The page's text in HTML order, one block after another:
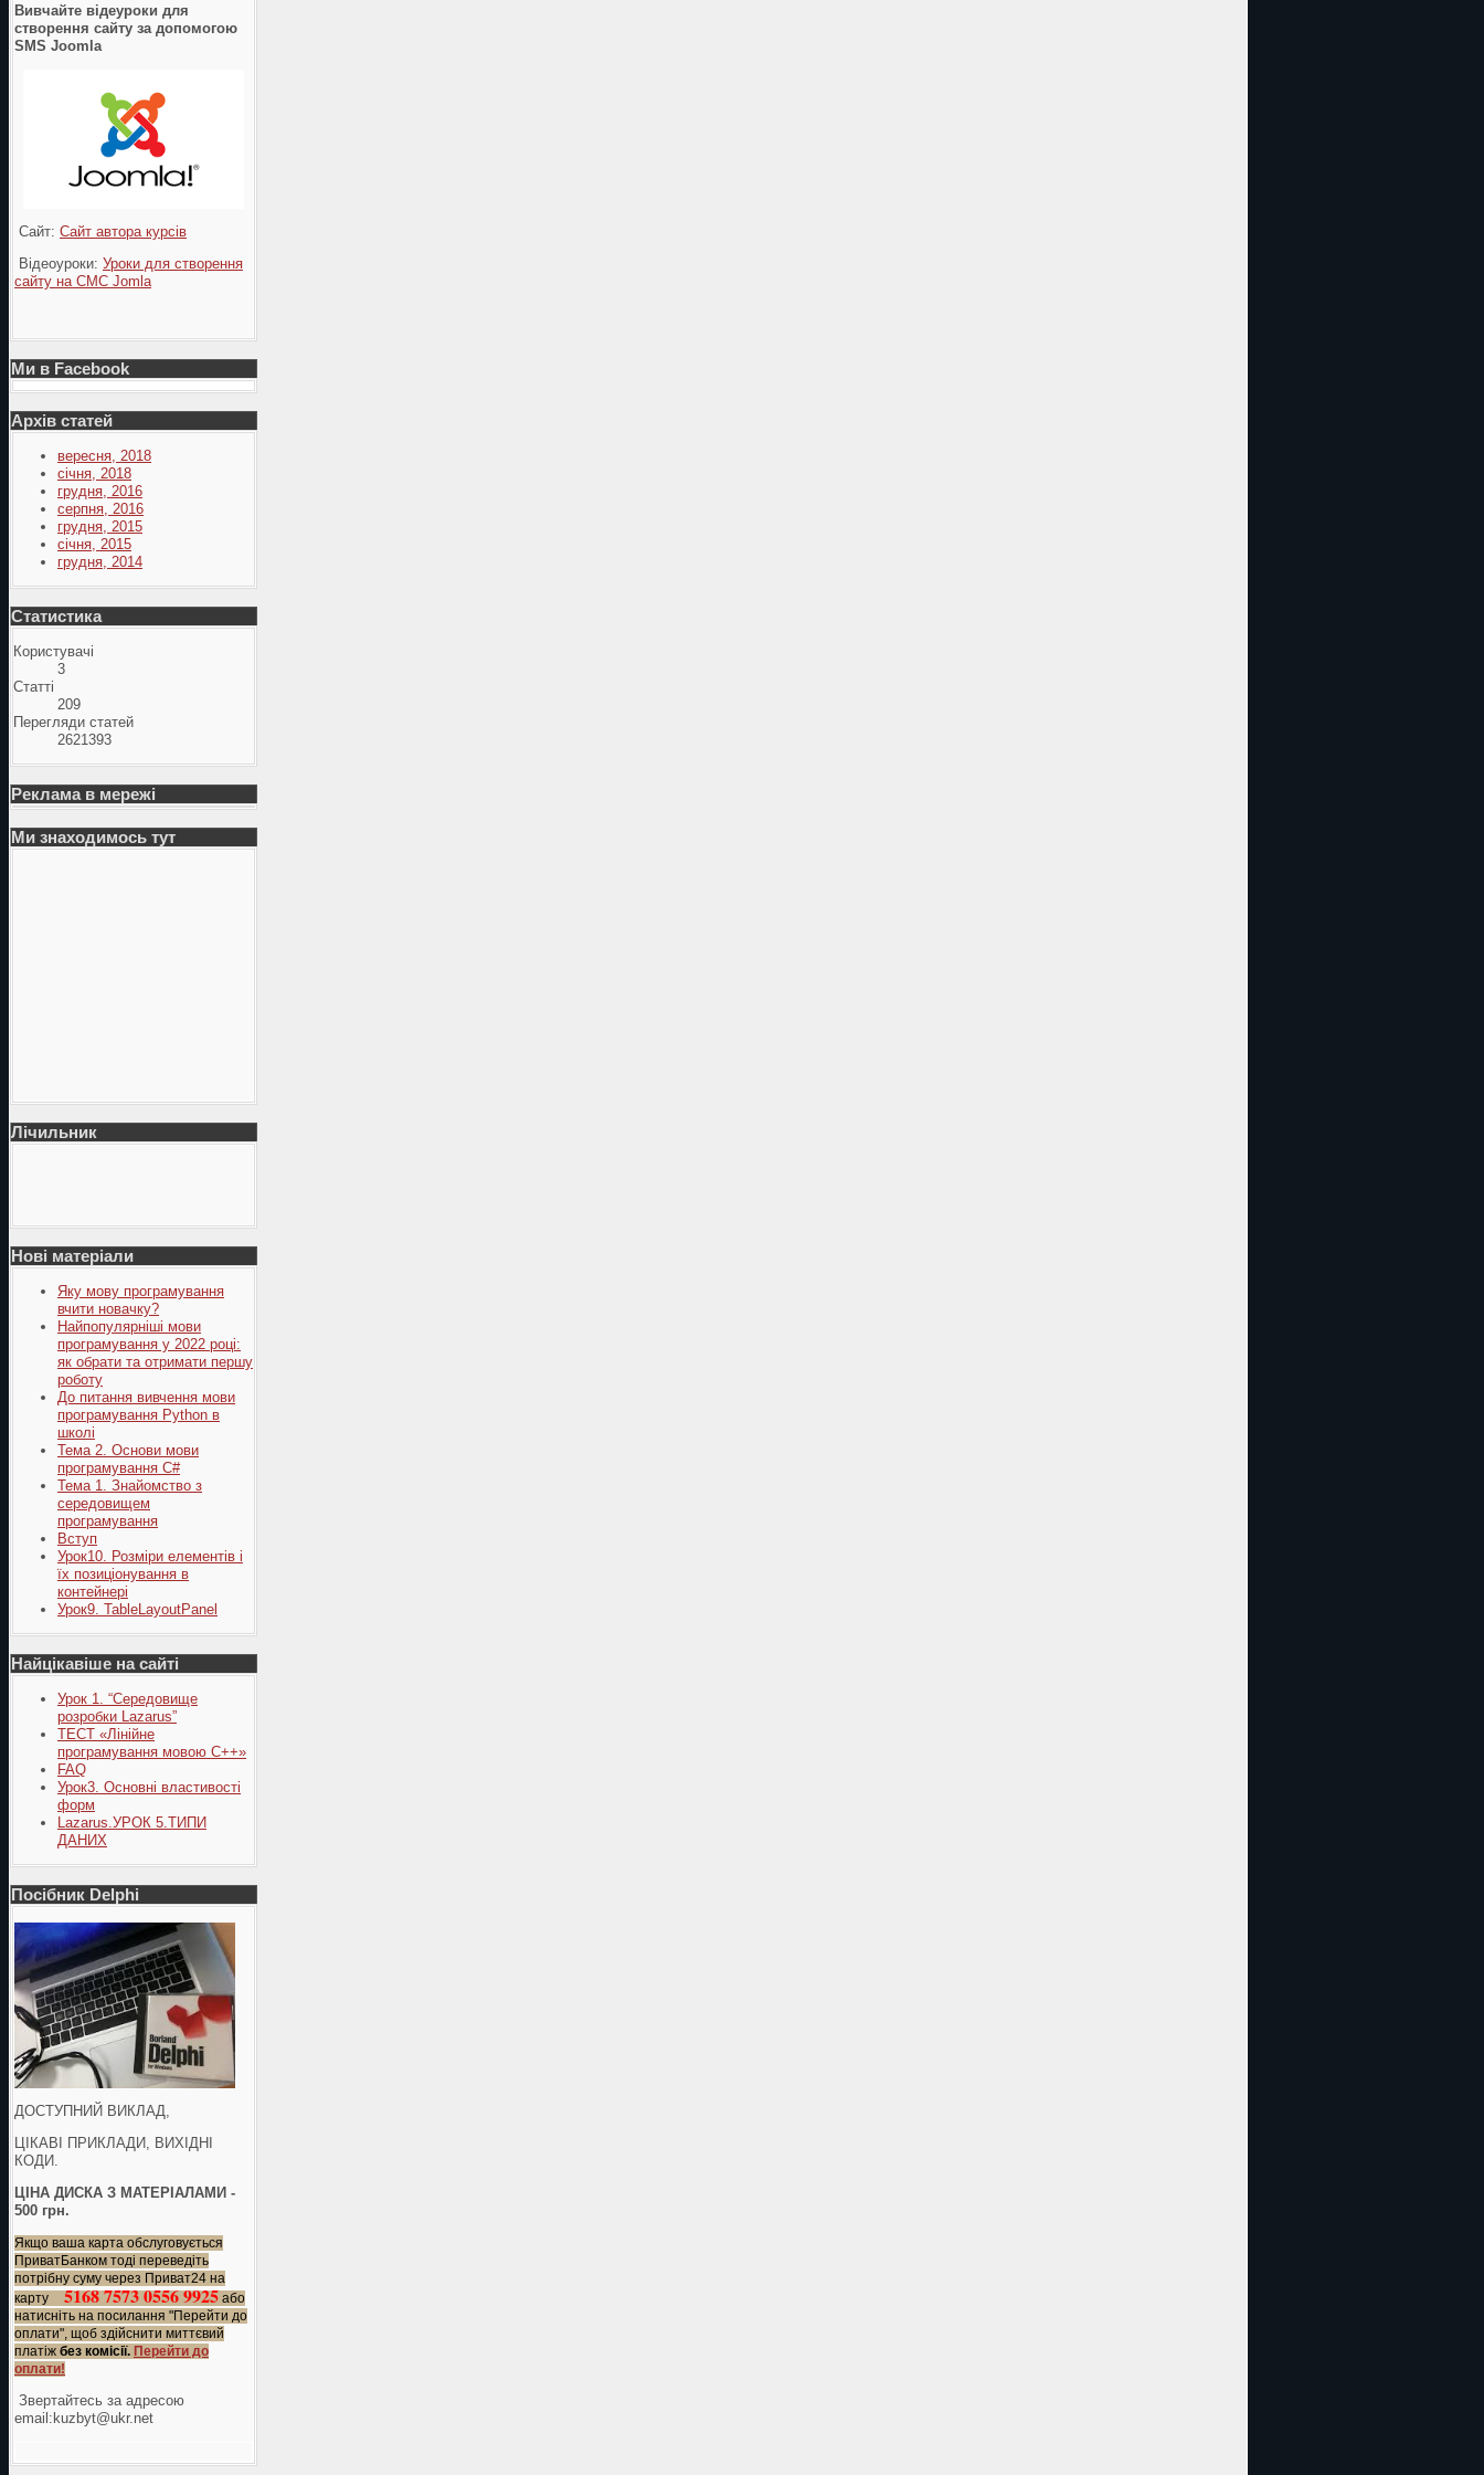
Вивчайте відеуроки для
створення сайту за допомогою
SMS Joomla
Сайт: Сайт автора курсів
Відеоуроки: Уроки для створення
сайту на СМС Jomla
Ми в Facebook
Архів статей
вересня, 2018
січня, 2018
грудня, 2016
серпня, 2016
грудня, 2015
січня, 2015
грудня, 2014
Статистика
Користувачі
3
Статті
209
Перегляди статей
2621393
Реклама в мережі
Ми знаходимось тут
Лічильник
Нові матеріали
Яку мову програмування
вчити новачку?
Найпопулярніші мови
програмування у 2022 році:
як обрати та отримати першу
роботу
До питання вивчення мови
програмування Python в
школі
Тема 2. Основи мови
програмування C#
Тема 1. Знайомство з
середовищем
програмування
Вступ
Урок10. Розміри елементів і
їх позиціонування в
контейнері
Урок9. TableLayoutPanel
Найцікавіше на сайті
Урок 1. “Середовище
розробки Lazarus”
ТЕСТ «Лінійне
програмування мовою С++»
FAQ
Урок3. Основні властивості
форм
Lazarus.УРОК 5.ТИПИ
ДАНИХ
Посібник Delphi
ДОСТУПНИЙ ВИКЛАД,
ЦІКАВІ ПРИКЛАДИ, ВИХІДНІ
КОДИ.
ЦІНА ДИСКА З МАТЕРІАЛАМИ -
500 грн.
Якщо ваша карта обслуговується
ПриватБанком тоді переведіть
потрібну суму через Приват24 на
карту 5168 7573 0556 9925 або
натисніть на посилання "Перейти до
оплати", щоб здійснити миттєвий
платіж без комісії. Перейти до
оплати!
Звертайтесь за адресою
еmail:kuzbyt@ukr.net